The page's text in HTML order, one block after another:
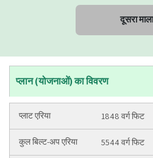
दूसरा माला
प्लान (योजनाओं) का विवरण
1848 वर्ग फिट
5544 वर्ग फिट